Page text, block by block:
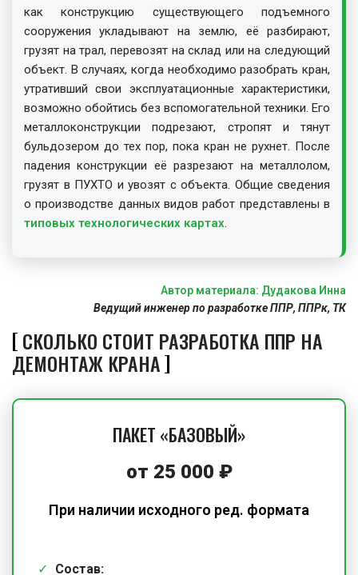
как конструкцию существующего подъемного
сооружения укладывают на землю, её разбирают,
грузят на трал, перевозят на склад или на следующий
объект. В случаях, когда необходимо разобрать кран,
утративший свои эксплуатационные характеристики,
возможно обойтись без вспомогательной техники. Его
металлоконструкции подрезают, стропят и тянут
бульдозером до тех пор, пока кран не рухнет. После
падения конструкции её разрезают на металлолом,
грузят в ПУХТО и увозят с объекта. Общие сведения
о производстве данных видов работ представлены в
типовых технологических картах.
Автор материала: Дудакова Инна
Ведущий инженер по разработке ППР, ППРк, ТК
СКОЛЬКО СТОИТ РАЗРАБОТКА ППР НА
ДЕМОНТАЖ КРАНА
ПАКЕТ «БАЗОВЫЙ»
от 25 000 ₽
При наличии исходного ред. формата
Состав: